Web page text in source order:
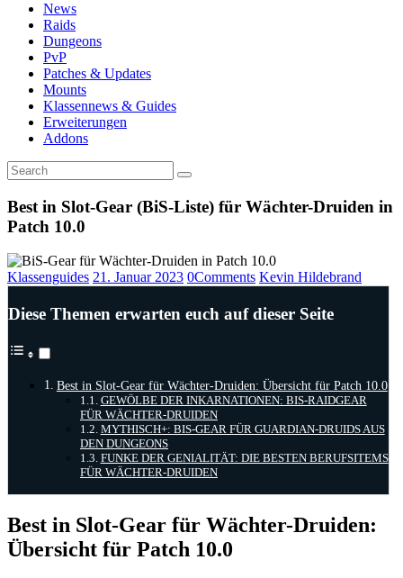
News
Raids
Dungeons
PvP
Patches & Updates
Mounts
Klassennews & Guides
Erweiterungen
Addons
Best in Slot-Gear (BiS-Liste) für Wächter-Druiden in
Patch 10.0
Klassenguides 21. Januar 2023 0Comments Kevin Hildebrand
Diese Themen erwarten euch auf dieser Seite
Best in Slot-Gear für Wächter-Druiden: Übersicht für Patch 10.0
GEWÖLBE DER INKARNATIONEN: BIS-RAIDGEAR
FÜR WÄCHTER-DRUIDEN
MYTHISCH+: BIS-GEAR FÜR GUARDIAN-DRUIDS AUS
DEN DUNGEONS
FUNKE DER GENIALITÄT: DIE BESTEN BERUFSITEMS
FÜR WÄCHTER-DRUIDEN
Best in Slot-Gear für Wächter-Druiden:
Übersicht für Patch 10.0